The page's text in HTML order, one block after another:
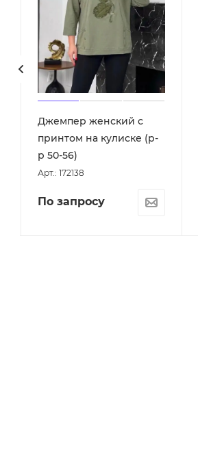
Джемпер женский с
принтом на кулиске (р-
р 50-56)
Арт.: 172138
По запросу